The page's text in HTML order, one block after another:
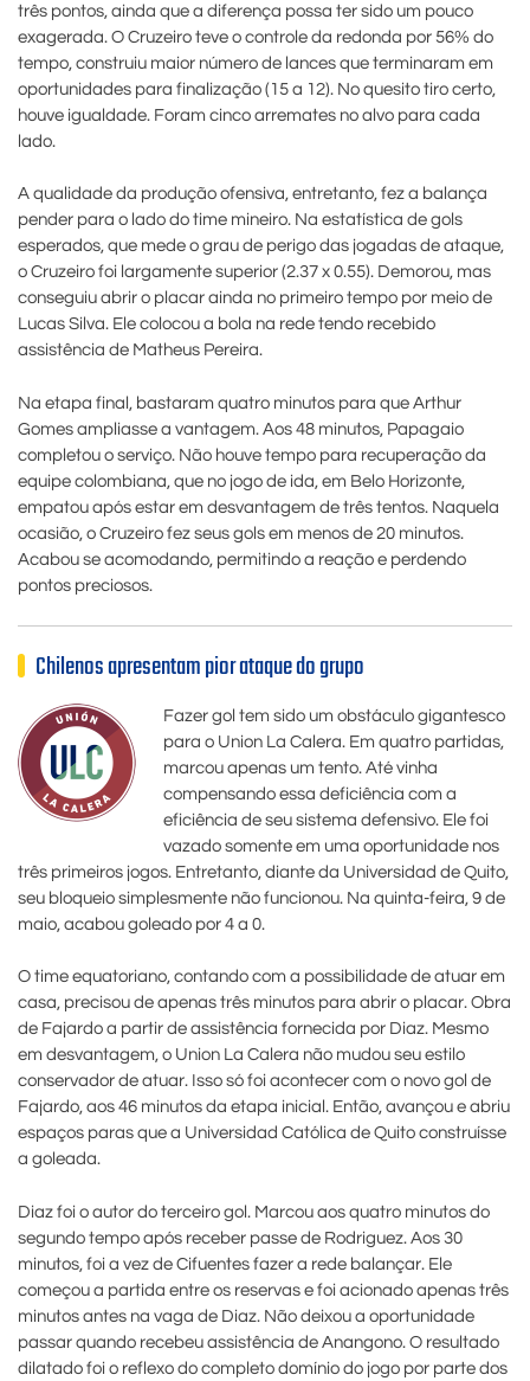
três pontos, ainda que a diferença possa ter sido um pouco
exagerada. O Cruzeiro teve o controle da redonda por 56% do
tempo, construiu maior número de lances que terminaram em
oportunidades para finalização (15 a 12). No quesito tiro certo,
houve igualdade. Foram cinco arremates no alvo para cada
lado.
A qualidade da produção ofensiva, entretanto, fez a balança
pender para o lado do time mineiro. Na estatística de gols
esperados, que mede o grau de perigo das jogadas de ataque,
o Cruzeiro foi largamente superior (2.37 x 0.55). Demorou, mas
conseguiu abrir o placar ainda no primeiro tempo por meio de
Lucas Silva. Ele colocou a bola na rede tendo recebido
assistência de Matheus Pereira.
Na etapa final, bastaram quatro minutos para que Arthur
Gomes ampliasse a vantagem. Aos 48 minutos, Papagaio
completou o serviço. Não houve tempo para recuperação da
equipe colombiana, que no jogo de ida, em Belo Horizonte,
empatou após estar em desvantagem de três tentos. Naquela
ocasião, o Cruzeiro fez seus gols em menos de 20 minutos.
Acabou se acomodando, permitindo a reação e perdendo
pontos preciosos.
Chilenos apresentam pior ataque do grupo
Fazer gol tem sido um obstáculo gigantesco
para o Union La Calera. Em quatro partidas,
marcou apenas um tento. Até vinha
compensando essa deficiência com a
eficiência de seu sistema defensivo. Ele foi
vazado somente em uma oportunidade nos
três primeiros jogos. Entretanto, diante da Universidad de Quito,
seu bloqueio simplesmente não funcionou. Na quinta-feira, 9 de
maio, acabou goleado por 4 a 0.
O time equatoriano, contando com a possibilidade de atuar em
casa, precisou de apenas três minutos para abrir o placar. Obra
de Fajardo a partir de assistência fornecida por Diaz. Mesmo
em desvantagem, o Union La Calera não mudou seu estilo
conservador de atuar. Isso só foi acontecer com o novo gol de
Fajardo, aos 46 minutos da etapa inicial. Então, avançou e abriu
espaços paras que a Universidad Católica de Quito construísse
a goleada.
Diaz foi o autor do terceiro gol. Marcou aos quatro minutos do
segundo tempo após receber passe de Rodriguez. Aos 30
minutos, foi a vez de Cifuentes fazer a rede balançar. Ele
começou a partida entre os reservas e foi acionado apenas três
minutos antes na vaga de Diaz. Não deixou a oportunidade
passar quando recebeu assistência de Anangono. O resultado
dilatado foi o reflexo do completo domínio do jogo por parte dos